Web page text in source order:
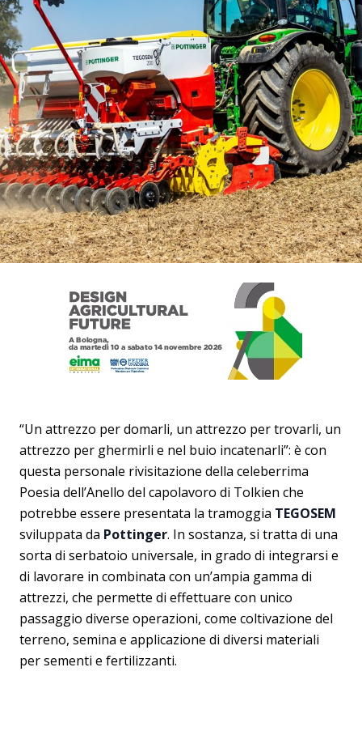
“Un attrezzo per domarli, un attrezzo per trovarli, un
attrezzo per ghermirli e nel buio incatenarli”: è con
questa personale rivisitazione della celeberrima
Poesia dell’Anello del capolavoro di Tolkien che
potrebbe essere presentata la tramoggia TEGOSEM
sviluppata da Pottinger. In sostanza, si tratta di una
sorta di serbatoio universale, in grado di integrarsi e
di lavorare in combinata con un’ampia gamma di
attrezzi, che permette di effettuare con unico
passaggio diverse operazioni, come coltivazione del
terreno, semina e applicazione di diversi materiali
per sementi e fertilizzanti.